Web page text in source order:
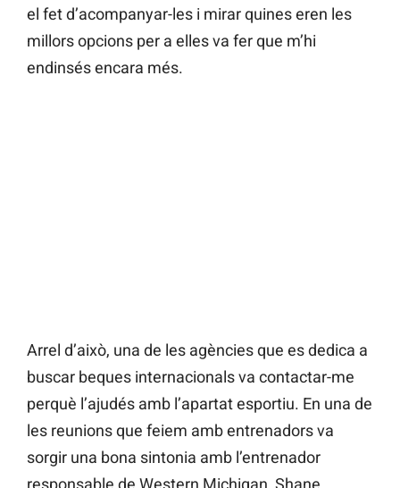
el fet d’acompanyar-les i mirar quines eren les
millors opcions per a elles va fer que m’hi
endinsés encara més.
Arrel d’això, una de les agències que es dedica a
buscar beques internacionals va contactar-me
perquè l’ajudés amb l’apartat esportiu. En una de
les reunions que feiem amb entrenadors va
sorgir una bona sintonia amb l’entrenador
responsable de Western Michigan, Shane